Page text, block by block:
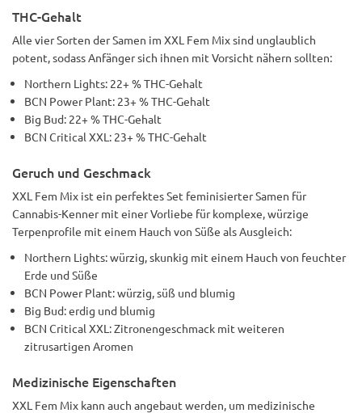
THC-Gehalt
Alle vier Sorten der Samen im XXL Fem Mix sind unglaublich
potent, sodass Anfänger sich ihnen mit Vorsicht nähern sollten:
Northern Lights: 22+ % THC-Gehalt
BCN Power Plant: 23+ % THC-Gehalt
Big Bud: 22+ % THC-Gehalt
BCN Critical XXL: 23+ % THC-Gehalt
Geruch und Geschmack
XXL Fem Mix ist ein perfektes Set feminisierter Samen für
Cannabis-Kenner mit einer Vorliebe für komplexe, würzige
Terpenprofile mit einem Hauch von Süße als Ausgleich:
Northern Lights: würzig, skunkig mit einem Hauch von feuchter
Erde und Süße
BCN Power Plant: würzig, süß und blumig
Big Bud: erdig und blumig
BCN Critical XXL: Zitronengeschmack mit weiteren
zitrusartigen Aromen
Medizinische Eigenschaften
XXL Fem Mix kann auch angebaut werden, um medizinische